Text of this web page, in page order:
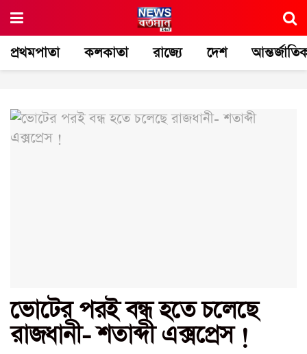
প্রথমপাতা কলকাতা রাজ্যে দেশ
ভোটের পরই বন্ধ হতে চলেছে
রাজধানী- শতাব্দী এক্সপ্রেস !